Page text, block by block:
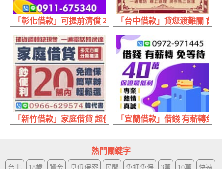
「彰化借款」可提前清償 本金+利息 | 50萬內 免押免保
「台中借款」貸您渡難關 首
「新竹借款」家庭借貸 超便利 | 20萬內 免擔保簡單辦輕鬆還
「宜蘭借款」借錢 有薪轉免
熱門關鍵字
台北 18歲 資金 息低保密 民間 免押免保 3萬 10萬 快速